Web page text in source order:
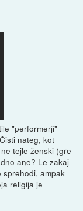
"performerji"
nateg, kot
tejle ženski (gre
ane? Le zakaj
sprehodi, ampak
religija je